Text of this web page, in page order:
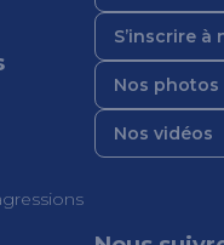
S’inscrire
Nos photos
Nos vidéos